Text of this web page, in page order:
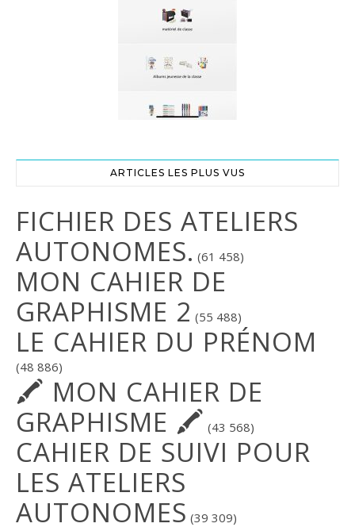
ARTICLES LES PLUS VUS
FICHIER DES ATELIERS
AUTONOMES. (61 458)
MON CAHIER DE
GRAPHISME 2 (55 488)
LE CAHIER DU PRÉNOM
(48 886)
🖍 MON CAHIER DE
GRAPHISME 🖍 (43 568)
CAHIER DE SUIVI POUR
LES ATELIERS
AUTONOMES (39 309)